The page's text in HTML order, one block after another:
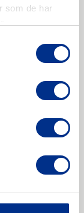
som de har
var att